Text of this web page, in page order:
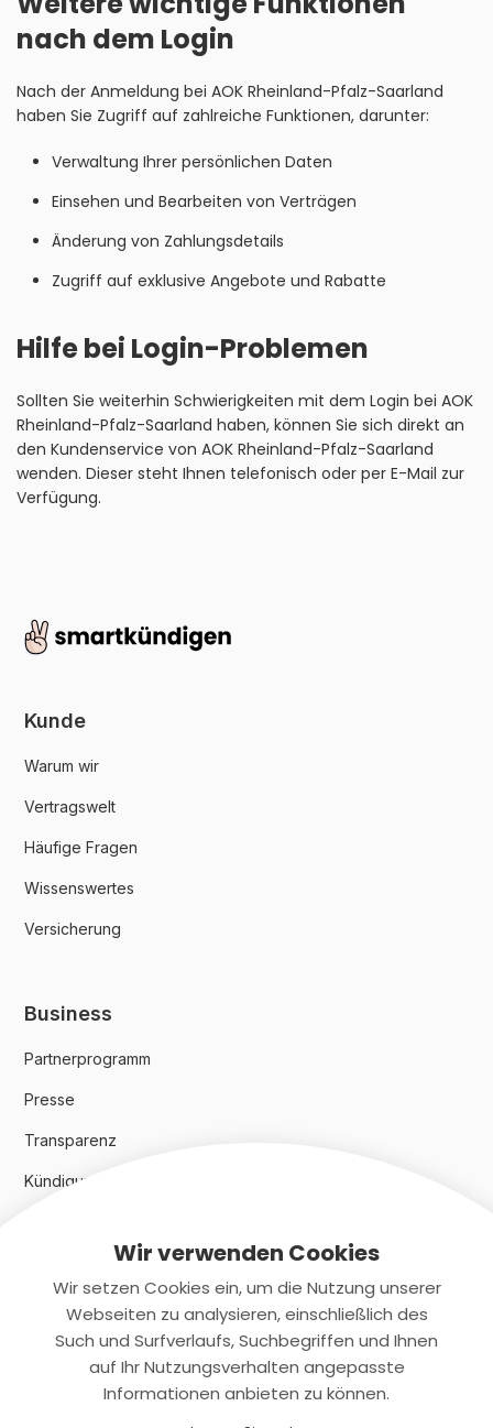
nach dem Login
Nach der Anmeldung bei AOK Rheinland-Pfalz-Saarland
haben Sie Zugriff auf zahlreiche Funktionen, darunter:
Verwaltung Ihrer persönlichen Daten
Einsehen und Bearbeiten von Verträgen
Änderung von Zahlungsdetails
Zugriff auf exklusive Angebote und Rabatte
Hilfe bei Login-Problemen
Sollten Sie weiterhin Schwierigkeiten mit dem Login bei AOK
Rheinland-Pfalz-Saarland haben, können Sie sich direkt an
den Kundenservice von AOK Rheinland-Pfalz-Saarland
wenden. Dieser steht Ihnen telefonisch oder per E-Mail zur
Verfügung.
Kunde
Warum wir
Vertragswelt
Häufige Fragen
Wissenswertes
Versicherung
Business
Partnerprogramm
Presse
Transparenz
Kündigungsindex 2024
Rechtliches
Datenschutz
Wir verwenden Cookies
Wir setzen Cookies ein, um die Nutzung unserer
Webseiten zu analysieren, einschließlich des
Such und Surfverlaufs, Suchbegriffen und Ihnen
auf Ihr Nutzungsverhalten angepasste
Informationen anbieten zu können.